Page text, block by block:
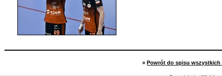
» Powrót do spisu wszystkich